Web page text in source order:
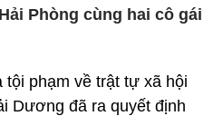
Phòng cùng hai cô gái
tội phạm về trật tự xã hội
Dương đã ra quyết định